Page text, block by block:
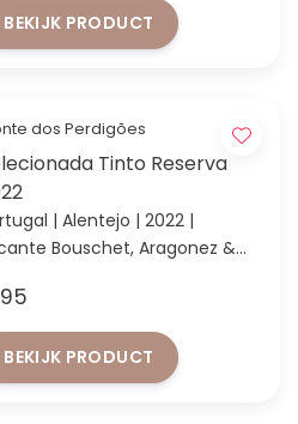
BEKIJK PRODUCT
dos Perdigões
Tinto Reserva
| Alentejo | 2022 |
Bouschet, Aragonez &
rode wijn met 12 maanden
op Franse eiken vaten
BEKIJK PRODUCT